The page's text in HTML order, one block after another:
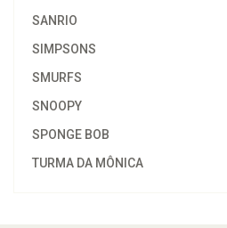
SANRIO
SIMPSONS
SMURFS
SNOOPY
SPONGE BOB
TURMA DA MÔNICA